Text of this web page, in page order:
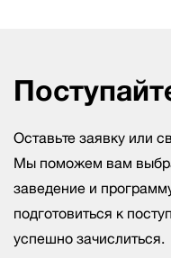
Оставьте заявку или
Мы поможем вам
заведение и
подготовиться к
успешно зачислиться.